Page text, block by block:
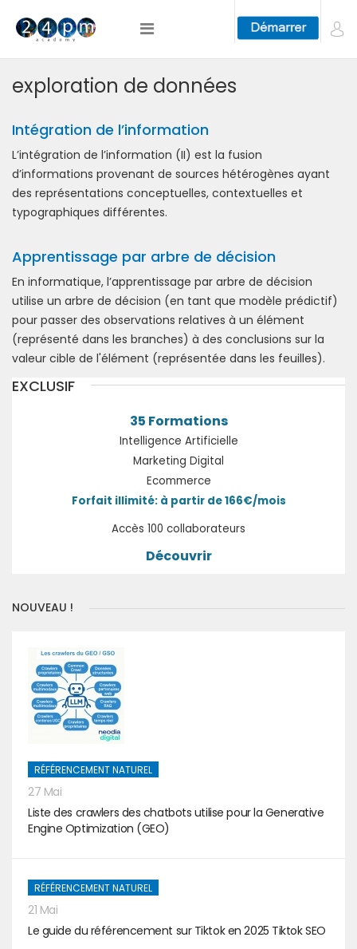
exploration de données
Intégration de l’information
L’intégration de l’information (II) est la fusion
d’informations provenant de sources hétérogènes ayant
des représentations conceptuelles, contextuelles et
typographiques différentes.
Apprentissage par arbre de décision
En informatique, l’apprentissage par arbre de décision
utilise un arbre de décision (en tant que modèle prédictif)
pour passer des observations relatives à un élément
(représenté dans les branches) à des conclusions sur la
valeur cible de l'élément (représentée dans les feuilles).
EXCLUSIF
35 Formations
Intelligence Artificielle
Marketing Digital
Ecommerce
Forfait illimité: à partir de 166€/mois
Accès 100 collaborateurs
Découvrir
NOUVEAU !
RÉFÉRENCEMENT NATUREL
27 Mai
Liste des crawlers des chatbots utilise pour la Generative
Engine Optimization (GEO)
RÉFÉRENCEMENT NATUREL
21 Mai
Le guide du référencement sur Tiktok en 2025 Tiktok SEO